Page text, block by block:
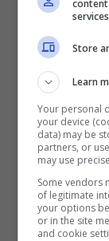
pieno content
Store
Learn
Your personal
your device
data) may be
partners, or
may use
Some vendors
of legitimate
your options
or in the site
and cookie